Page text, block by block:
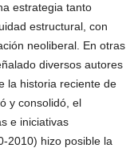
estrategia tanto
estructural, con
neoliberal. En otras
diversos autores
la historia reciente de
y consolidó, el
e iniciativas
2010) hizo posible la